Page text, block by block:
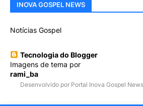
INOVA GOSPEL NEWS
Notícias Gospel
Tecnologia do Blogger
Imagens de tema por
rami_ba
Desenvolvido por Portal Inova Gospel